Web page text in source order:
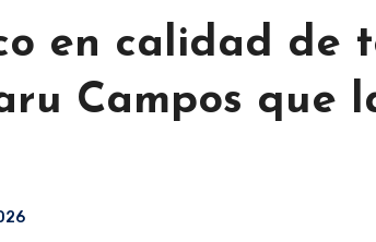
en calidad de
Campos que